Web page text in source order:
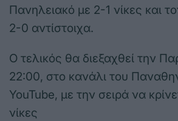
Πανηλειακό με 2-1 νίκες και
2-0 αντίστοιχα.
Ο τελικός θα διεξαχθεί την
22:00, στο κανάλι του
YouTube, με την σειρά να
νίκες